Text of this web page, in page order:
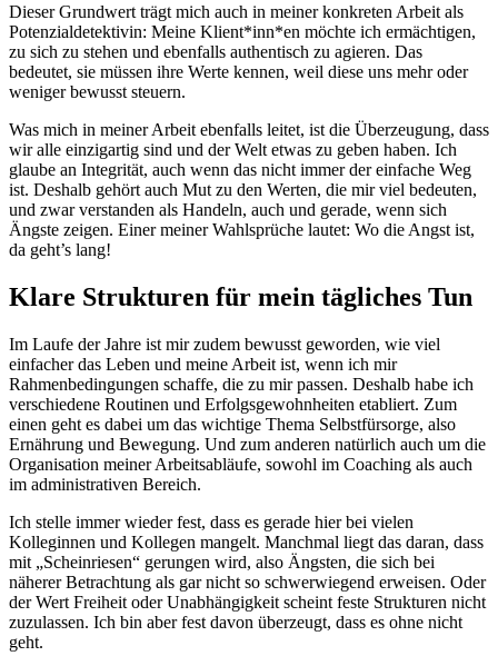
Dieser Grundwert trägt mich auch in meiner konkreten Arbeit als
Potenzialdetektivin: Meine Klient*inn*en möchte ich ermächtigen,
zu sich zu stehen und ebenfalls authentisch zu agieren. Das
bedeutet, sie müssen ihre Werte kennen, weil diese uns mehr oder
weniger bewusst steuern.
Was mich in meiner Arbeit ebenfalls leitet, ist die Überzeugung, dass
wir alle einzigartig sind und der Welt etwas zu geben haben. Ich
glaube an Integrität, auch wenn das nicht immer der einfache Weg
ist. Deshalb gehört auch Mut zu den Werten, die mir viel bedeuten,
und zwar verstanden als Handeln, auch und gerade, wenn sich
Ängste zeigen. Einer meiner Wahlsprüche lautet: Wo die Angst ist,
da geht’s lang!
Klare Strukturen für mein tägliches Tun
Im Laufe der Jahre ist mir zudem bewusst geworden, wie viel
einfacher das Leben und meine Arbeit ist, wenn ich mir
Rahmenbedingungen schaffe, die zu mir passen. Deshalb habe ich
verschiedene Routinen und Erfolgsgewohnheiten etabliert. Zum
einen geht es dabei um das wichtige Thema Selbstfürsorge, also
Ernährung und Bewegung. Und zum anderen natürlich auch um die
Organisation meiner Arbeitsabläufe, sowohl im Coaching als auch
im administrativen Bereich.
Ich stelle immer wieder fest, dass es gerade hier bei vielen
Kolleginnen und Kollegen mangelt. Manchmal liegt das daran, dass
mit „Scheinriesen“ gerungen wird, also Ängsten, die sich bei
näherer Betrachtung als gar nicht so schwerwiegend erweisen. Oder
der Wert Freiheit oder Unabhängigkeit scheint feste Strukturen nicht
zuzulassen. Ich bin aber fest davon überzeugt, dass es ohne nicht
geht.